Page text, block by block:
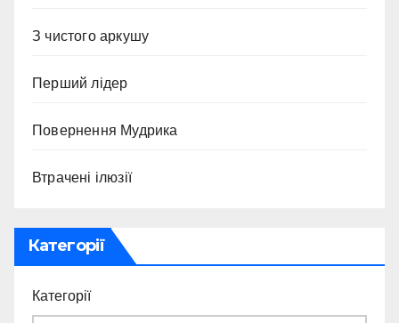
З чистого аркушу
Перший лідер
Повернення Мудрика
Втрачені ілюзії
Категорії
Категорії